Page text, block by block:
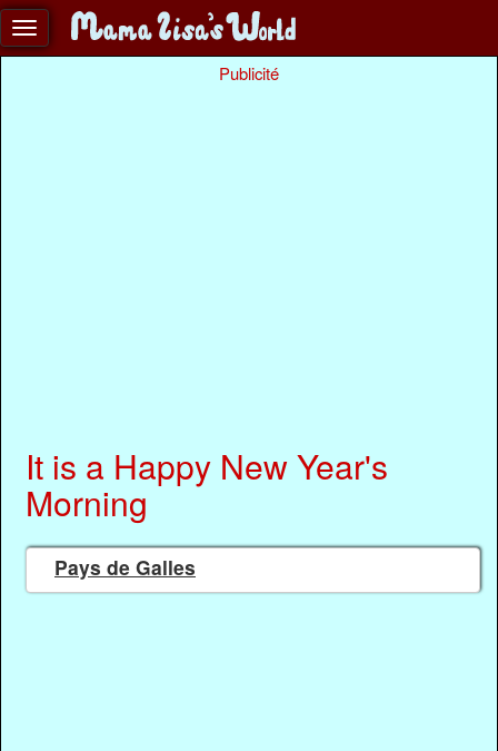
Publicité
It is a Happy New Year's
Morning
Pays de Galles